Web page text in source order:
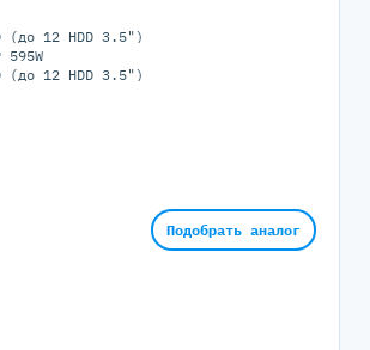
(до 12 HDD 3.5")
595W
(до 12 HDD 3.5")
Подобрать аналог